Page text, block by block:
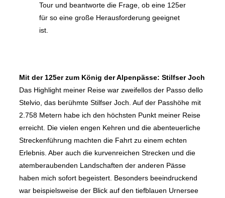
Tour und beantworte die Frage, ob eine 125er
für so eine große Herausforderung geeignet
ist.
Mit der 125er zum König der Alpenpässe: Stilfser Joch
Das Highlight meiner Reise war zweifellos der Passo dello
Stelvio, das berühmte Stilfser Joch. Auf der Passhöhe mit
2.758 Metern habe ich den höchsten Punkt meiner Reise
erreicht. Die vielen engen Kehren und die abenteuerliche
Streckenführung machten die Fahrt zu einem echten
Erlebnis. Aber auch die kurvenreichen Strecken und die
atemberaubenden Landschaften der anderen Pässe
haben mich sofort begeistert. Besonders beeindruckend
war beispielsweise der Blick auf den tiefblauen Urnersee